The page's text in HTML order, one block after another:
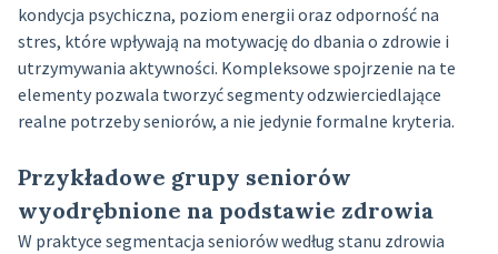
kondycja psychiczna, poziom energii oraz odporność na
stres, które wpływają na motywację do dbania o zdrowie i
utrzymywania aktywności. Kompleksowe spojrzenie na te
elementy pozwala tworzyć segmenty odzwierciedlające
realne potrzeby seniorów, a nie jedynie formalne kryteria.
Przykładowe grupy seniorów
wyodrębnione na podstawie zdrowia
W praktyce segmentacja seniorów według stanu zdrowia